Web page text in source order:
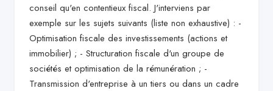
conseil qu'en contentieux fiscal. J'interviens par
exemple sur les sujets suivants (liste non exhaustive) : -
Optimisation fiscale des investissements (actions et
immobilier) ; - Structuration fiscale d'un groupe de
sociétés et optimisation de la rémunération ; -
Transmission d'entreprise à un tiers ou dans un cadre